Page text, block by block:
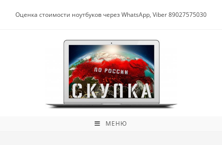
Оценка стоимости ноутбуков через WhatsApp, Viber 89027575030
МЕНЮ